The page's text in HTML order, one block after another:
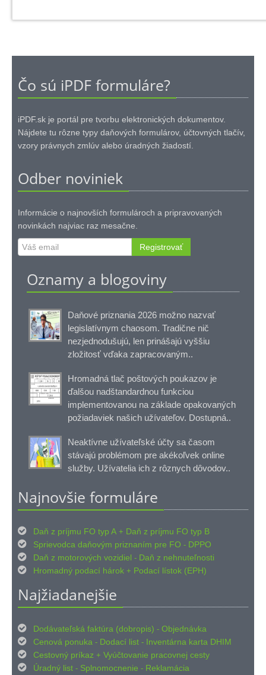
Čo sú iPDF formuláre?
iPDF.sk je portál pre tvorbu elektronických dokumentov.
Nájdete tu rôzne typy daňových formulárov, účtovných tlačív,
vzory právnych zmlúv alebo úradných žiadostí.
Odber noviniek
Informácie o najnovších formulároch a pripravovaných
novinkách najviac raz mesačne.
Registrovať
Oznamy a blogoviny
Daňové priznania 2026 možno nazvať
legislatívnym chaosom. Tradične nič
nezjednodušujú, len prinášajú vyššiu
zložitosť vďaka zapracovaným..
Hromadná tlač poštových poukazov je
ďalšou nadštandardnou funkciou
implementovanou na základe opakovaných
požiadaviek našich užívateľov. Dostupná..
Neaktívne užívateľské účty sa časom
stávajú problémom pre akékoľvek online
služby. Užívatelia ich z rôznych dôvodov..
Najnovšie formuláre
 Daň z príjmu FO typ A + Daň z príjmu FO typ B

Sprievodca daňovým priznaním pre FO - DPPO

Daň z motorových vozidiel - Daň z nehnuteľnosti

Hromadný podací hárok + Podací lístok (EPH)
Najžiadanejšie
 Dodávateľská faktúra (dobropis) - Objednávka

Cenová ponuka - Dodací list - Inventárna karta DHIM

Cestovný príkaz + Vyúčtovanie pracovnej cesty

Úradný list - Splnomocnenie - Reklamácia